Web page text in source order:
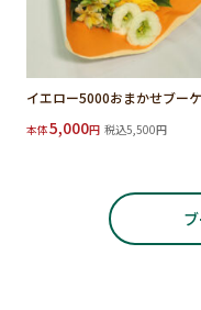
イエロー5000おまかせブーケ
本体5,000円 税込5,500円